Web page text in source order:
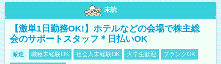
未読
【激単1日勤務OK!】ホテルなどの会場で株主総
会のサポートスタッフ＊日払いOK
派遣 職種未経験OK 社会人未経験OK 大学生歓迎
ブランクOK